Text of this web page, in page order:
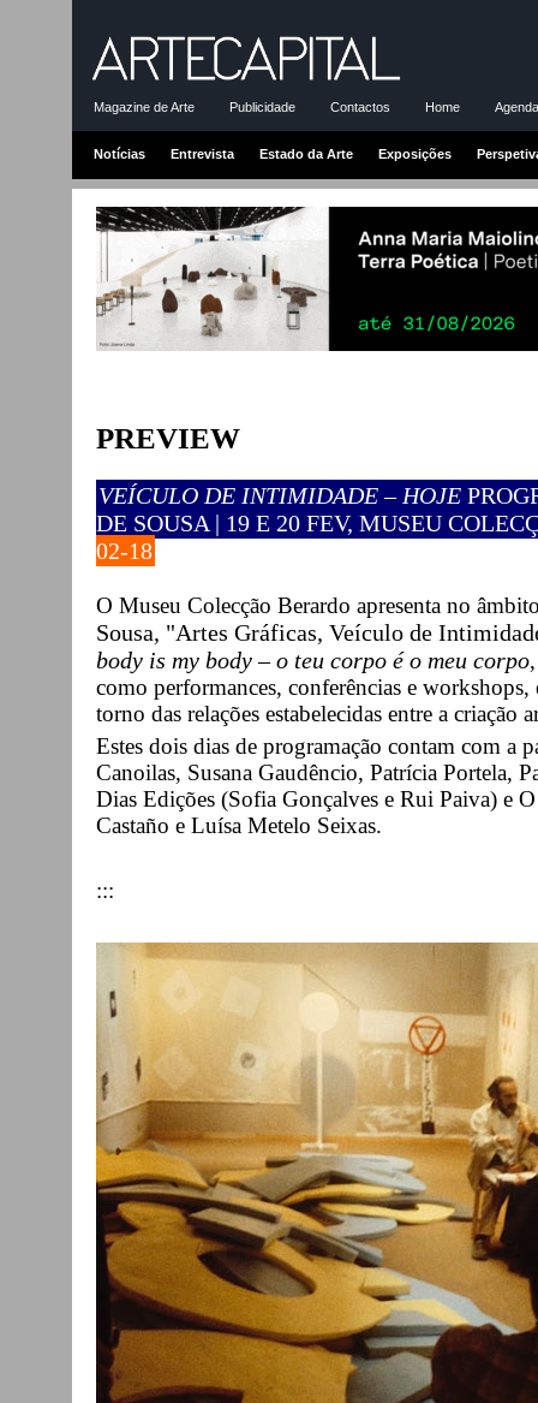
Magazine de Arte Publicidade Contactos Home
Notícias Entrevista Estado da Arte Exposições
PREVIEW
VEÍCULO DE INTIMIDADE – HOJE
DE SOUSA | 19 E 20 FEV, MUSEU
02-18
O Museu Colecção Berardo apresenta no
Sousa, "Artes Gráficas, Veículo de
body is my body – o teu corpo é o meu corpo
como performances, conferências e
torno das relações estabelecidas entre a criação
Estes dois dias de programação contam com a
Canoilas, Susana Gaudêncio, Patrícia Portela,
Dias Edições (Sofia Gonçalves e Rui Paiva) e
Castaño e Luísa Metelo Seixas.
:::